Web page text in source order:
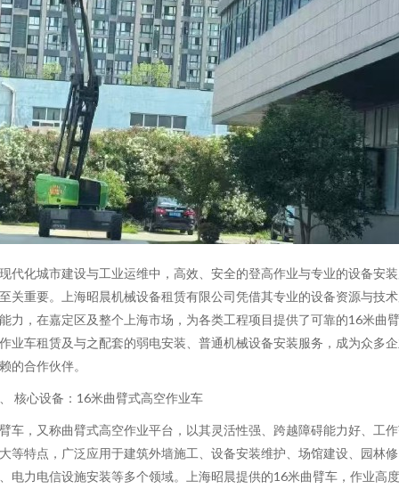
代化城市建设与工业运维中，高效、安全的登高作业与专业的设备安
关重要。上海昭晨机械设备租赁有限公司凭借其专业的设备资源与技
力，在嘉定区及整个上海市场，为各类工程项目提供了可靠的16米曲
业车租赁及与之配套的弱电安装、普通机械设备安装服务，成为众多
的合作伙伴。
核心设备：16米曲臂式高空作业车
车，又称曲臂式高空作业平台，以其灵活性强、跨越障碍能力好、工
等特点，广泛应用于建筑外墙施工、设备安装维护、场馆建设、园林修
电力电信设施安装等多个领域。上海昭晨提供的16米曲臂车，作业高